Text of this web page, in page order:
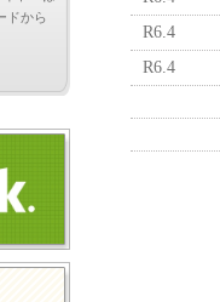
R6.4
R6.4
ドから